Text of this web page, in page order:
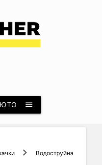
menu
Водоструйна Машина